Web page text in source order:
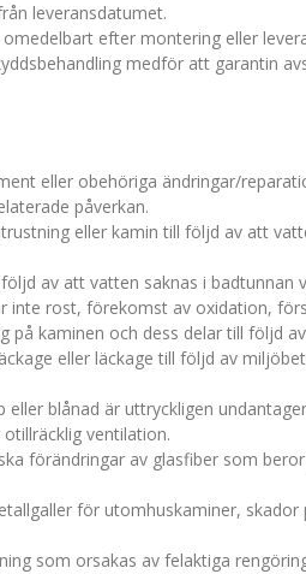
leveransdatumet.
efter montering eller
medför att garantin
eller obehöriga ändringar/
påverkan.
eller kamin till följd av att
av att vatten saknas i badtunnan
inte rost, förekomst av oxidation,
kaminen och dess delar till följd
eller läckage till följd av
eller blånad är uttryckligen
ventilation.
förändringar av glasfiber som
för utomhuskaminer,
som orsakas av felaktiga